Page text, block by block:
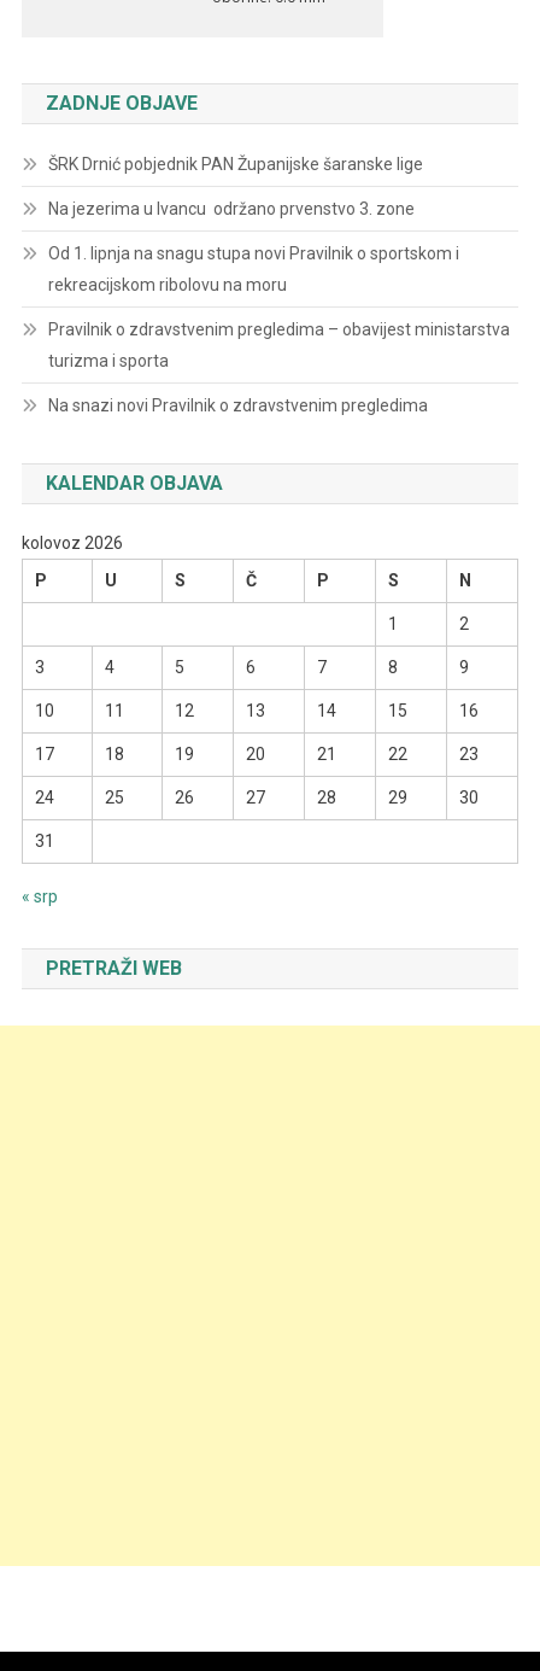
ZADNJE OBJAVE
ŠRK Drnić pobjednik PAN Županijske šaranske lige
Na jezerima u Ivancu održano prvenstvo 3. zone
Od 1. lipnja na snagu stupa novi Pravilnik o sportskom i
rekreacijskom ribolovu na moru
Pravilnik o zdravstvenim pregledima – obavijest ministarstva
turizma i sporta
Na snazi novi Pravilnik o zdravstvenim pregledima
KALENDAR OBJAVA
kolovoz 2026
P
U S Č P S N
1 2
3 4 5 6 7 8 9
10 11 12 13 14 15 16
17 18 19 20 21 22 23
24 25 26 27 28 29 30
31
« srp
PRETRAŽI WEB